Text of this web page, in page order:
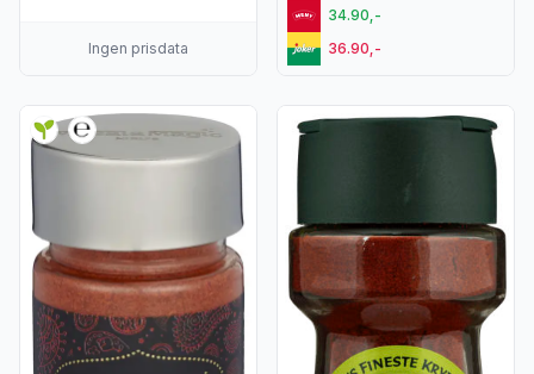
Ingen prisdata
34.90,-
36.90,-
Vis flere detaljer for produktet "Chilipulver 55 g"
Vis flere detaljer for